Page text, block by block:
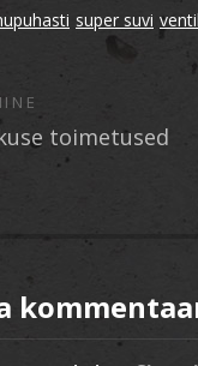
super suvi
toimetused